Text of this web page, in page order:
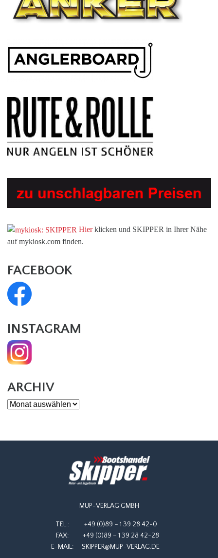
Hierklicken und SKIPPER in Ihrer Nähe
auf mykiosk.com finden.
FACEBOOK
INSTAGRAM
ARCHIV
Archiv
MUP-VERLAG GMBH
TEL.:
+49 (0)89 – 1 39 28 42-0
FAX:
+49 (0)89 – 1 39 28 42-28
E-MAIL:
SKIPPER@MUP-VERLAG.DE